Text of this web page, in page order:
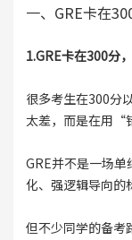
一、GRE卡在
1.GRE卡在300分
很多考生在300分
太差，而是在用“
GRE并不是一场
化、强逻辑导向的
但不少同学的备考